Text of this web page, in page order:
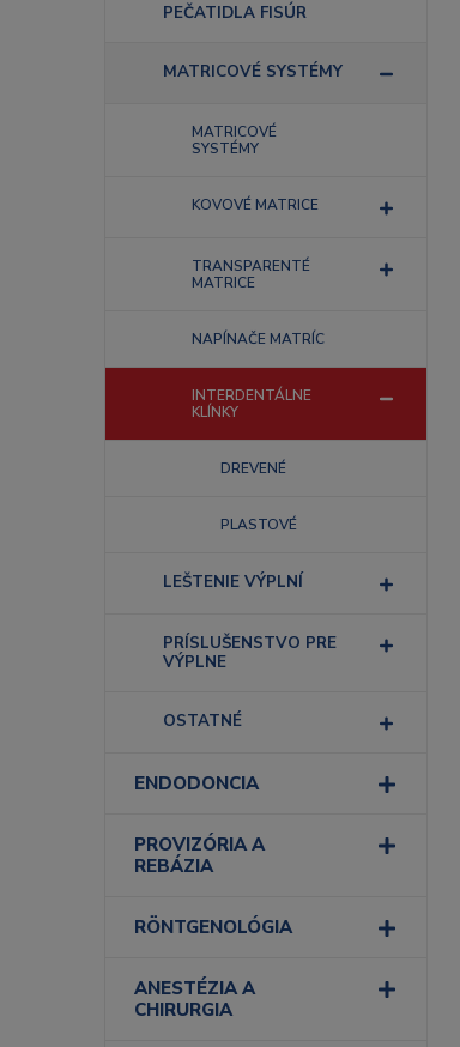
PEČATIDLA FISÚR
MATRICOVÉ SYSTÉMY
MATRICOVÉ
SYSTÉMY
KOVOVÉ MATRICE
TRANSPARENTÉ
MATRICE
NAPÍNAČE MATRÍC
INTERDENTÁLNE
KLÍNKY
DREVENÉ
PLASTOVÉ
LEŠTENIE VÝPLNÍ
PRÍSLUŠENSTVO PRE
VÝPLNE
OSTATNÉ
ENDODONCIA
PROVIZÓRIA A
REBÁZIA
RÖNTGENOLÓGIA
ANESTÉZIA A
CHIRURGIA